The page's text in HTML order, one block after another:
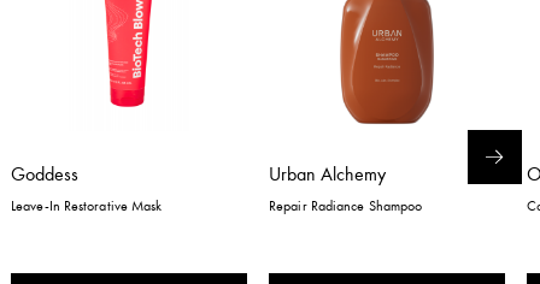
Goddess
Leave-In Restorative Mask
Urban Alchemy
Repair Radiance Shampoo